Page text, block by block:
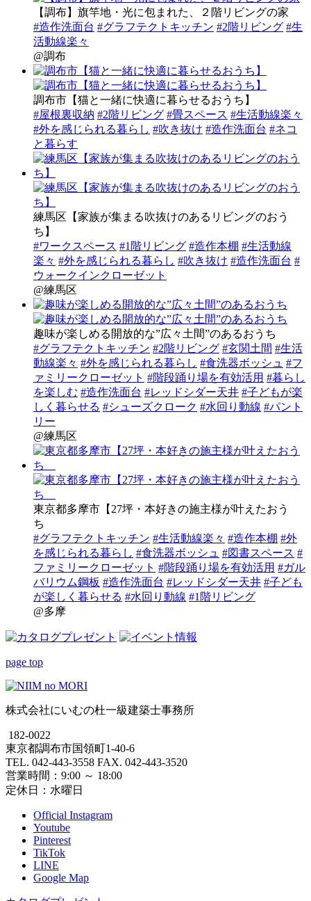
【調布】旗竿地・光に包まれた、２階リビングの家
#造作洗面台 #グラフテクトキッチン #2階リビング #生
活動線楽々
@調布
調布市【猫と一緒に快適に暮らせるおうち】
#屋根裏収納 #2階リビング #畳スペース #生活動線楽々
#外を感じられる暮らし #吹き抜け #造作洗面台 #ネコ
と暮らす
練馬区【家族が集まる吹抜けのあるリビングのおう
ち】
#ワークスペース #1階リビング #造作本棚 #生活動線
楽々 #外を感じられる暮らし #吹き抜け #造作洗面台 #
ウォークインクローゼット
@練馬区
趣味が楽しめる開放的な”広々土間”のあるおうち
#グラフテクトキッチン #2階リビング #玄関土間 #生活
動線楽々 #外を感じられる暮らし #食洗器ボッシュ #フ
ァミリークローゼット #階段踊り場を有効活用 #暮らし
を楽しむ #造作洗面台 #レッドシダー天井 #子どもが楽
しく暮らせる #シューズクローク #水回り動線 #パント
リー
@練馬区
東京都多摩市【27坪・本好きの施主様が叶えたおう
ち
#グラフテクトキッチン #生活動線楽々 #造作本棚 #外
を感じられる暮らし #食洗器ボッシュ #図書スペース #
ファミリークローゼット #階段踊り場を有効活用 #ガル
バリウム鋼板 #造作洗面台 #レッドシダー天井 #子ども
が楽しく暮らせる #水回り動線 #1階リビング
@多摩
page top
株式会社にいむの杜一級建築士事務所
182-0022
東京都調布市国領町1-40-6
TEL. 042-443-3558 FAX. 042-443-3520
営業時間：9:00 ～ 18:00
定休日：水曜日
Official Instagram
Youtube
Pinterest
TikTok
LINE
Google Map